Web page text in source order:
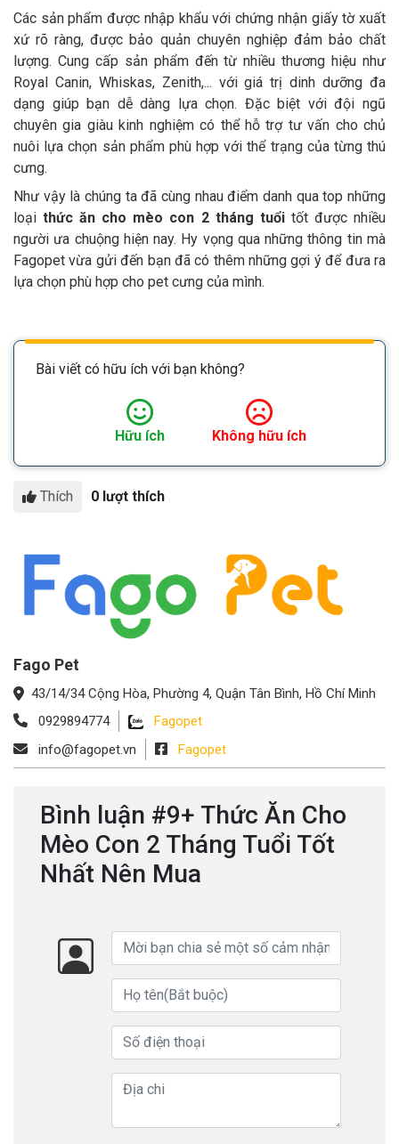
Các sản phẩm được nhập khẩu với chứng nhận giấy tờ xuất
xứ rõ ràng, được bảo quản chuyên nghiệp đảm bảo chất
lượng. Cung cấp sản phẩm đến từ nhiều thương hiệu như
Royal Canin, Whiskas, Zenith,... với giá trị dinh dưỡng đa
dạng giúp bạn dễ dàng lựa chọn. Đặc biệt với đội ngũ
chuyên gia giàu kinh nghiệm có thể hỗ trợ tư vấn cho chủ
nuôi lựa chọn sản phẩm phù hợp với thể trạng của từng thú
cưng.
Như vậy là chúng ta đã cùng nhau điểm danh qua top những
loạithức ăn cho mèo con 2 tháng tuổitốt được nhiều
người ưa chuộng hiện nay. Hy vọng qua những thông tin mà
Fagopet vừa gửi đến bạn đã có thêm những gợi ý để đưa ra
lựa chọn phù hợp cho pet cưng của mình.
Bài viết có hữu ích với bạn không?
Hữu ích Không hữu ích
Thích 0 lượt thích
Fago Pet
43/14/34 Cộng Hòa, Phường 4, Quận Tân Bình, Hồ Chí Minh
0929894774
Fagopet
info@fagopet.vn
Fagopet
Bình luận #9+ Thức Ăn Cho
Mèo Con 2 Tháng Tuổi Tốt
Nhất Nên Mua